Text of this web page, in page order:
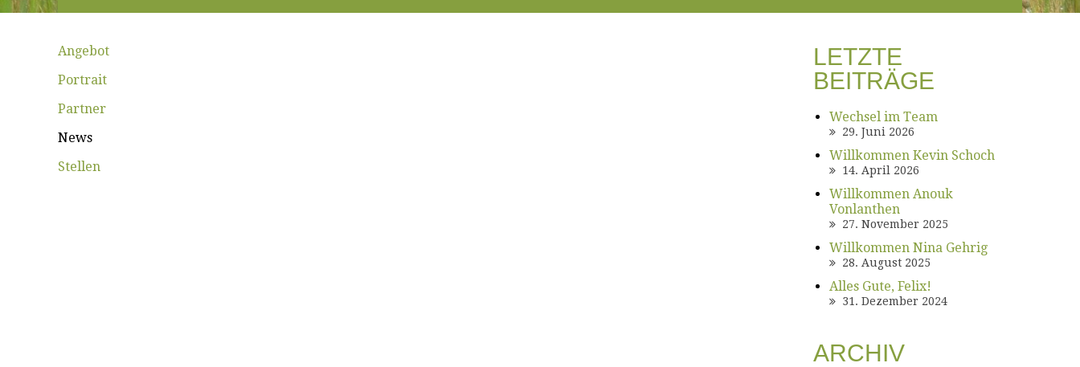
Angebot
Portrait
Partner
News
Stellen
LETZTE
BEITRÄGE
Wechsel im Team
29. Juni 2026
Willkommen Kevin Schoch
14. April 2026
Willkommen Anouk
Vonlanthen
27. November 2025
Willkommen Nina Gehrig
28. August 2025
Alles Gute, Felix!
31. Dezember 2024
ARCHIV